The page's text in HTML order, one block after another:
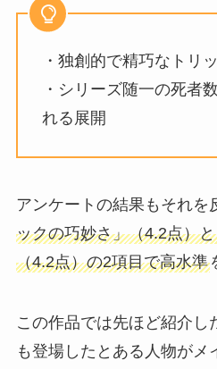
・独創的で精巧なトリ
・シリーズ随一の死者
れる展開
アンケートの結果もそれを
ックの巧妙さ」（4.2点）
（4.2点）の2項目で高水準
この作品では先ほど紹介し
も登場したとある人物がメ